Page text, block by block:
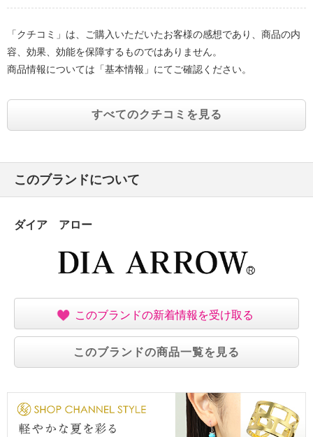
「クチコミ」は、ご購入いただいたお客様の感想であり、商品の内
容、効果、効能を保障するものではありません。
商品情報については「基本情報」にてご確認ください。
すべてのクチコミを見る
このブランドについて
ダイア アロー
このブランドの新着情報を受け取る
このブランドの商品一覧を見る